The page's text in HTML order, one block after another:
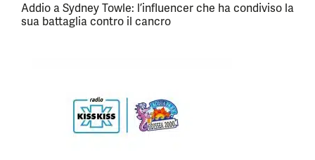
Addio a Sydney Towle: l’influencer che ha condiviso la
sua battaglia contro il cancro